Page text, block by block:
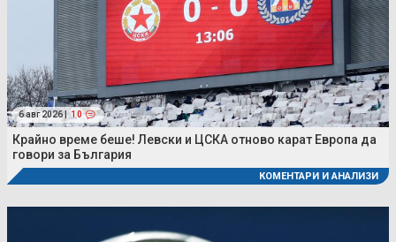
6 авг 2026 | 10
Крайно време беше! Левски и ЦСКА отново карат Европа да
говори за България
КОМЕНТАРИ И АНАЛИЗИ